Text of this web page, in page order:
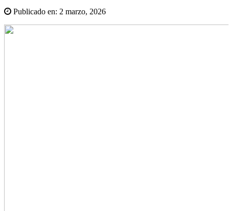
Publicado en: 2 marzo, 2026